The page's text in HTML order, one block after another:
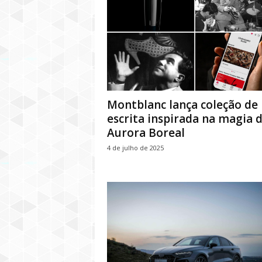
Montblanc lança coleção de
escrita inspirada na magia
Aurora Boreal
4 de julho de 2025